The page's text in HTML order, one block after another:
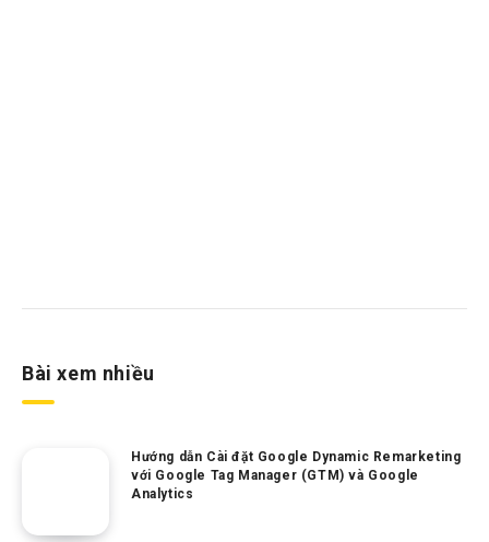
Bài xem nhiều
Hướng dẫn Cài đặt Google Dynamic Remarketing
với Google Tag Manager (GTM) và Google
Analytics